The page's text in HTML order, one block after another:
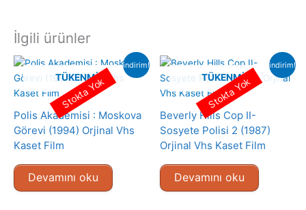
İlgili ürünler
indirim!
TÜKENMIŞ
Polis Akademisi : Moskova
Görevi (1994) Orjinal Vhs
Kaset Film
Devamını oku
Stokta Yok
indirim!
TÜKENMIŞ
Beverly Hills Cop II-
Sosyete Polisi 2 (1987)
Orjinal Vhs Kaset Film
Devamını oku
Stokta Yok